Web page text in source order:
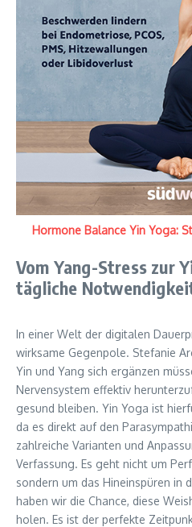
Hormone Balance Yin Yoga:
Vom Yang-Stress zur
tägliche
In einer Welt der digitalen
wirksame Gegenpole. Stefanie
Yin und Yang sich ergänzen
Nervensystem effektiv
gesund bleiben. Yin Yoga ist
da es direkt auf den
zahlreiche Varianten und
Verfassung. Es geht nicht um
sondern um das Hineinspüren in
haben wir die Chance, diese
holen. Es ist der perfekte